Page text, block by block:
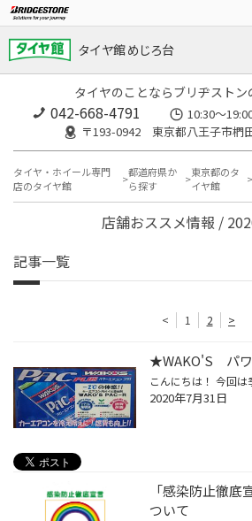
タイヤ館 めじろ台
タイヤのことならブリヂストン
042-668-4791
10:30～
〒193-0942 東京都八王子市椚
タイヤ・ホイール専門
店のタイヤ館
都道府県か
ら探す
東京都のタ
イヤ館
店舗おススメ情報 /
記事一覧
< 1 2 >
★WAKO'S パ
2020年7月31日
「感染防止徹底
ついて